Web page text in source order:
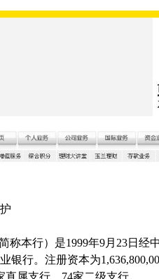
称本行）是1999年9月 23日经
银行。注册资本为
直属支行、 74家二级支行。